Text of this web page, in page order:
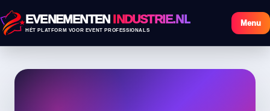
EVENEMENTEN INDUSTRIE.NL
HÉT PLATFORM VOOR EVENT PROFESSIONALS
Menu